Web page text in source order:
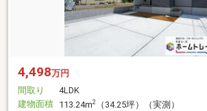
4,498万円
間取り
4LDK
建物面積 113.24m2
（34.25坪）（実測）